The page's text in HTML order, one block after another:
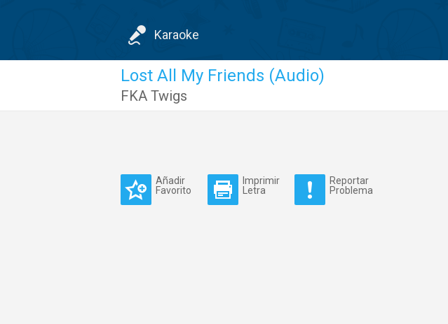
Karaoke
Lost All My Friends (Audio)
FKA Twigs
Añadir
Favorito
Imprimir
Letra
Reportar
Problema